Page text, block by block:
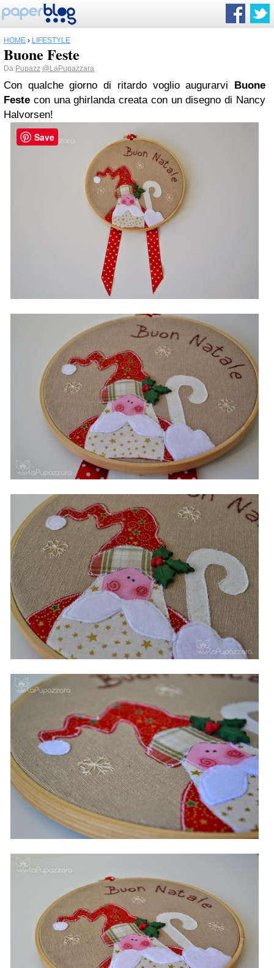
HOME › LIFESTYLE
Buone Feste
Da Pupazz @LaPupazzara
Con qualche giorno di ritardo voglio augurarvi Buone
Feste con una ghirlanda creata con un disegno di Nancy
Halvorsen!
Save